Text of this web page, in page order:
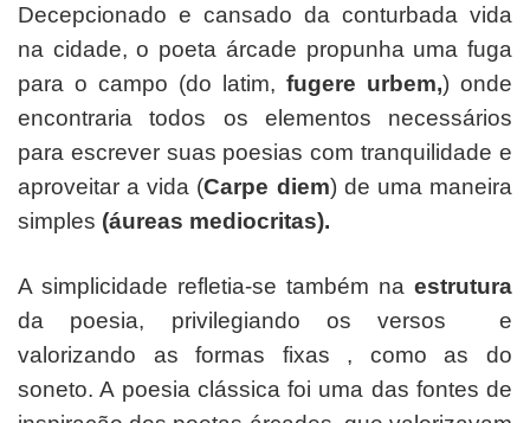
Decepcionado e cansado da conturbada vida
na cidade, o poeta árcade propunha uma fuga
para o campo (do latim, fugere urbem,) onde
encontraria todos os elementos necessários
para escrever suas poesias com tranquilidade e
aproveitar a vida (Carpe diem) de uma maneira
simples (áureas mediocritas).
A simplicidade refletia-se também na estrutura
da poesia, privilegiando os versos e
valorizando as formas fixas , como as do
soneto. A poesia clássica foi uma das fontes de